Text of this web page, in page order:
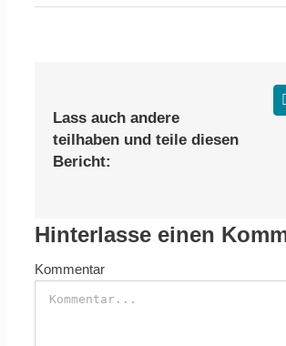
Lass auch andere
teilhaben und teile diesen
Bericht:
Hinterlasse einen
Kommentar